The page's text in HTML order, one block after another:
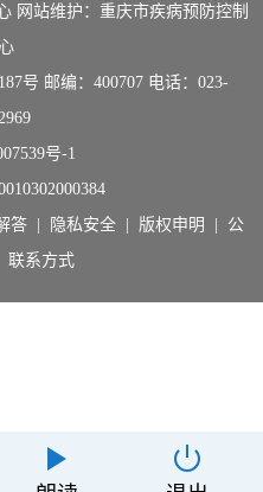
网站维护：重庆市疾病预防控制
号 邮编：400707 电话：023-
号-1
答 隐私安全 版权申明
公
联系方式